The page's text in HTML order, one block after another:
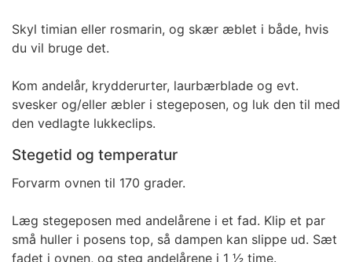
Skyl timian eller rosmarin, og skær æblet i både, hvis
du vil bruge det.
Kom andelår, krydderurter, laurbærblade og evt.
svesker og/eller æbler i stegeposen, og luk den til med
den vedlagte lukkeclips.
Stegetid og temperatur
Forvarm ovnen til 170 grader.
Læg stegeposen med andelårene i et fad. Klip et par
små huller i posens top, så dampen kan slippe ud. Sæt
fadet i ovnen, og steg andelårene i 1 1⁄2 time.